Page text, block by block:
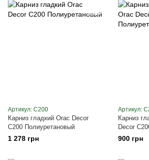
Артикул: C200
Карниз гладкий Orac Decor
C200 Полиуретановый
1 278 грн
Артикул:
Карниз
Decor
900 грн